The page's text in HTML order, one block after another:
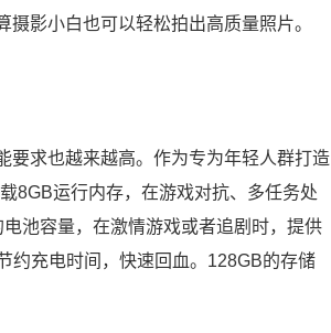
影小白也可以轻松拍出高质量照片。
要求也越来越高。作为专为年轻人群打造
8GB运行内存，在游戏对抗、多任务处
池容量，在激情游戏或者追剧时，提供
约充电时间，快速回血。128GB的存储